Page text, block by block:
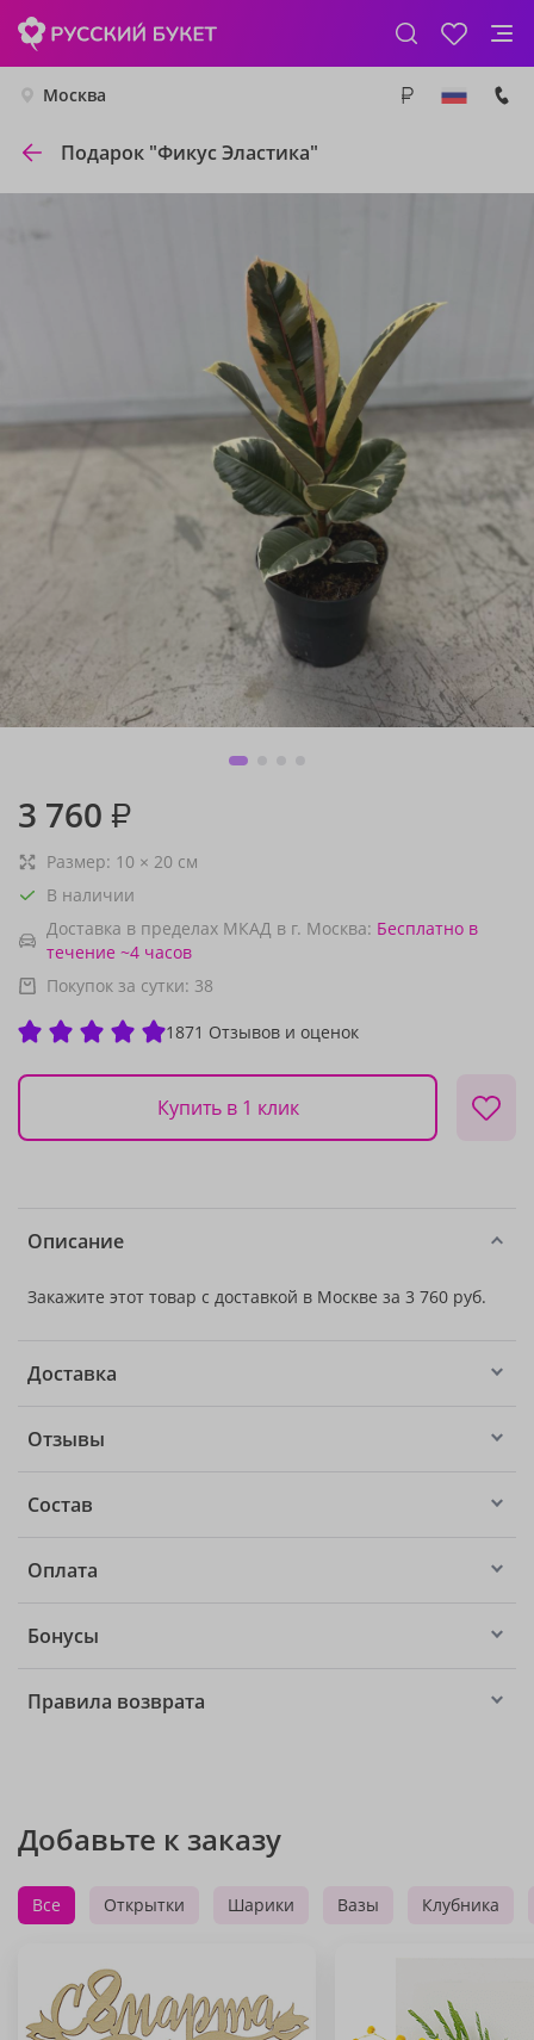
Москва
Подарок "Фикус Эластика"
3 760 ₽
Размер: 10 × 20 см
В наличии
Доставка в пределах МКАД в г. Москва: Бесплатно в
течение ~4 часов
Покупок за сутки: 38
1871 Отзывов и оценок
Купить в 1 клик
Описание
Закажите этот товар с доставкой в Москве за 3 760 руб.
Доставка
Отзывы
Состав
Оплата
Бонусы
Правила возврата
Добавьте к заказу
Все Открытки Шарики Вазы Клубника